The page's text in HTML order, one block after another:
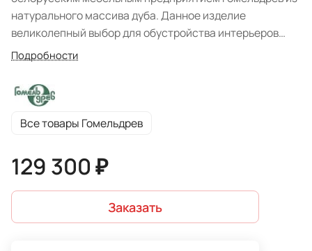
натурального массива дуба. Данное изделие
великолепный выбор для обустройства интерьеров
спальных или гостиных комнат, выдержанных с
габаритные размеры, комод подойдет как для
просторных помещений, так и небольших по площади.
Модель отличается плавными, мягкими линиями,
декоративным фигурным цоколем и оснащением
изящного дизайна фурнитурой.
Подробности
Все товары Гомельдрев
129 300 ₽
Заказать